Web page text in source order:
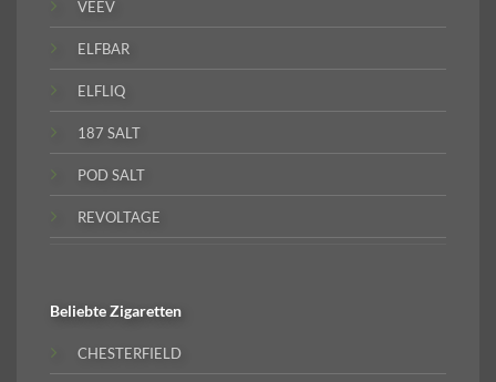
VEEV
ELFBAR
ELFLIQ
187 SALT
POD SALT
REVOLTAGE
BeliebteZigaretten
CHESTERFIELD